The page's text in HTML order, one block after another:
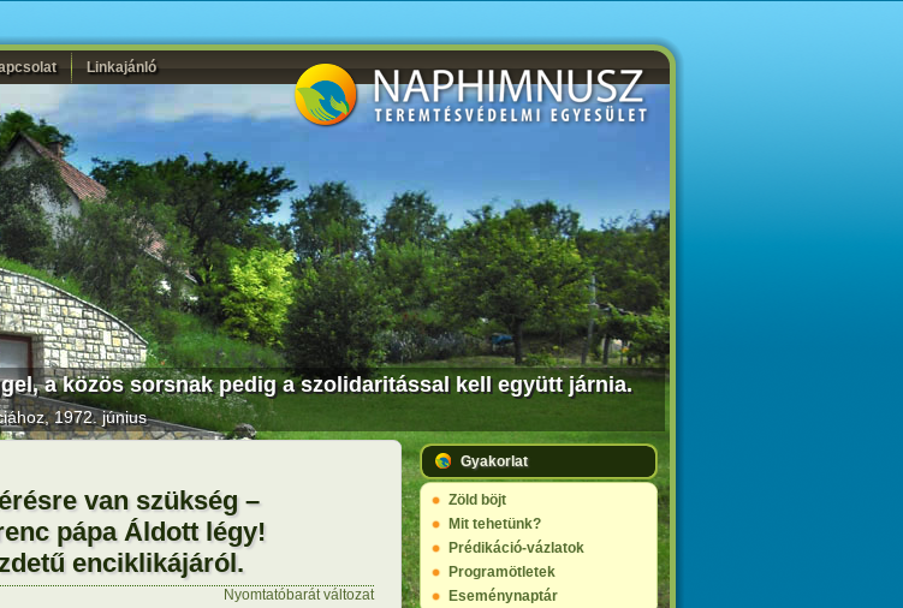
Linkajánló
a közös sorsnak pedig a szolidaritással kell együtt járnia.
1972. június
van szükség –
pápa Áldott légy!
enciklikájáról.
Nyomtatóbarát változat
Gyakorlat
Zöld böjt
Mit tehetünk?
Prédikáció-vázlatok
Programötletek
Eseménynaptár